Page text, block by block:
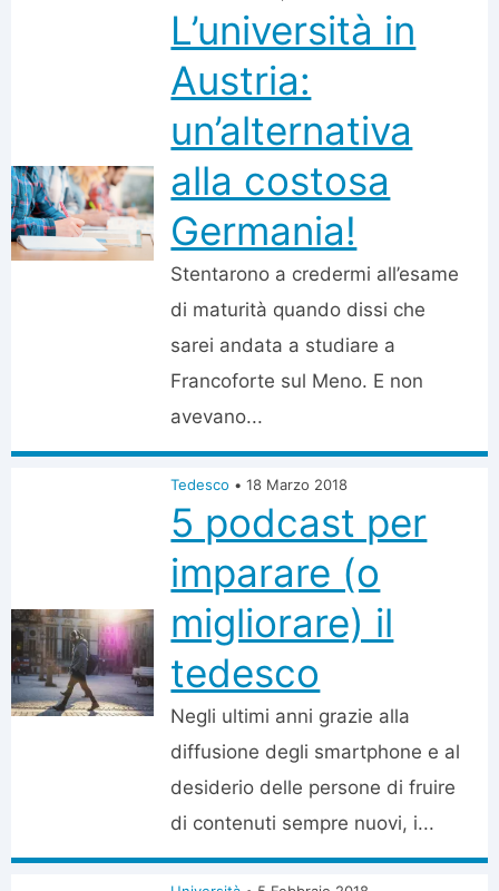
L’università in
Austria:
un’alternativa
alla costosa
Germania!
Stentarono a credermi all’esame
di maturità quando dissi che
sarei andata a studiare a
Francoforte sul Meno. E non
avevano...
Tedesco • 18 Marzo 2018
5 podcast per
imparare (o
migliorare) il
tedesco
Negli ultimi anni grazie alla
diffusione degli smartphone e al
desiderio delle persone di fruire
di contenuti sempre nuovi, i...